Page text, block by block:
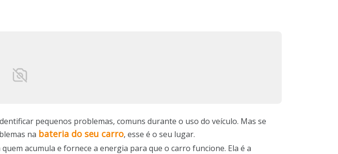
pequenos problemas, comuns durante o uso do veículo. Mas se
na bateria do seu carro, esse é o seu lugar.
acumula e fornece a energia para que o carro funcione. Ela é a